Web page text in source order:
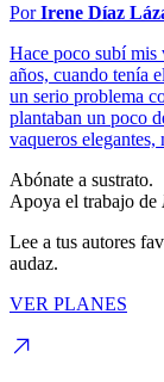
PorIrene Díaz
Hace poco subí
años, cuando tenía
un serio problema
plantaban un poco
vaqueros
Abónate a sustrato.
Apoya el trabajo de
Lee a tus autores
audaz.
VER PLANES